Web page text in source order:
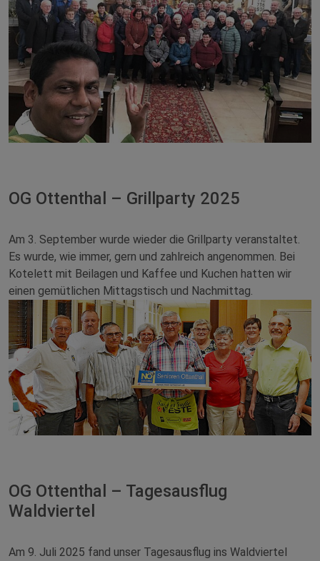
OG Ottenthal – Grillparty 2025
Am 3. September wurde wieder die Grillparty veranstaltet.
Es wurde, wie immer, gern und zahlreich angenommen. Bei
Kotelett mit Beilagen und Kaffee und Kuchen hatten wir
einen gemütlichen Mittagstisch und Nachmittag.
OG Ottenthal – Tagesausflug
Waldviertel
Am 9. Juli 2025 fand unser Tagesausflug ins Waldviertel